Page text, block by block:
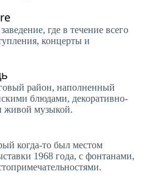
где в течение всего
концерты и
район, наполненный
блюдами, декоративно-
живой музыкой.
когда-то был местом
1968 года, с фонтанами,